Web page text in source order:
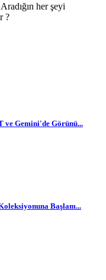
her şeyi
?
ve Gemini'de Görünü...
Başlam...